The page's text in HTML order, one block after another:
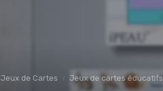
Jeux de Cartes Jeux de cartes éducatifs